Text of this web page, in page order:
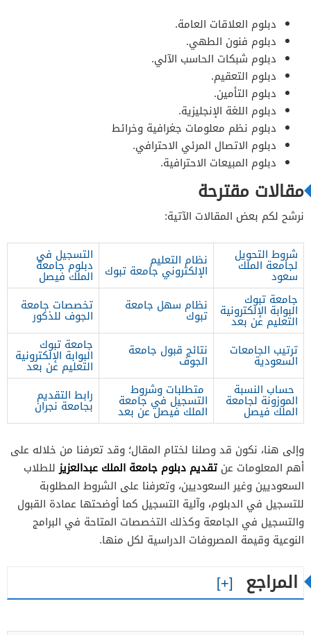
دبلوم العلاقات العامة.
دبلوم فنون الطهي.
دبلوم شبكات الحاسب الآلي.
دبلوم التعقيم.
دبلوم التأمين.
دبلوم اللغة الإنجليزية.
دبلوم نظم معلومات جغرافية وخرائط
دبلوم الاتصال المرئي الاحترافي.
دبلوم المبيعات الاحترافية.
مقالات مقترحة
نرشح لكم بعض المقالات الآتية:
شروط التحويل
لجامعة الملك
سعود
نظام التعليم
الإلكتروني جامعة تبوك
التسجيل في
دبلوم جامعة
الملك فيصل
جامعة تبوك
البوابة الإلكترونية
التعليم عن بعد
نظام سهل جامعة
تبوك
تخصصات جامعة
الجوف للذكور
ترتيب الجامعات
السعودية
نتائج قبول جامعة
الجوف
جامعة تبوك
البوابة الإلكترونية
التعليم عن بعد
حساب النسبة
الموزونة لجامعة
الملك فيصل
متطلبات وشروط
التسجيل في جامعة
الملك فيصل عن بعد
رابط التقديم
بجامعة نجران
وإلى هنا، نكون قد وصلنا لختام المقال؛ وقد تعرفنا من خلاله على
أهم المعلومات عنتقديم دبلوم جامعة الملك عبدالعزيزللطلاب
السعوديين وغير السعوديين، وتعرفنا على الشروط المطلوبة
للتسجيل في الدبلوم، وآلية التسجيل كما أوضحتها عمادة القبول
والتسجيل في الجامعة وكذلك التخصصات المتاحة في البرامج
النوعية وقيمة المصروفات الدراسية لكل منها.
المراجع